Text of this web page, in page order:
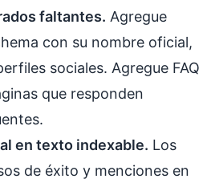
faltantes. Agregue
con su nombre oficial,
sociales. Agregue FAQ
que responden
en texto indexable. Los
de éxito y menciones en